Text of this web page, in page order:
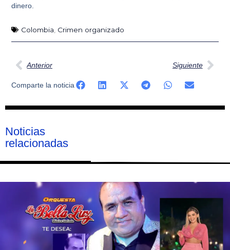
dinero.
Colombia Crimen organizado
Ant
Anterior Siguiente
Comparte la noticia
Noticias
relacionadas
PáginaPágina
Página
Página
Página